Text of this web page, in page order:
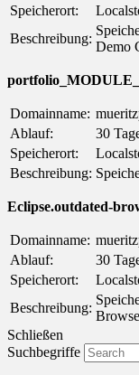
Speicherort:
Beschreibung:
Demo
Domainname:
Ablauf:
30
Speicherort:
Beschreibung:
Eclipse.outdated-
Domainname:
Ablauf:
30
Speicherort:
Beschreibung:
Schließen
Suchbegriffe